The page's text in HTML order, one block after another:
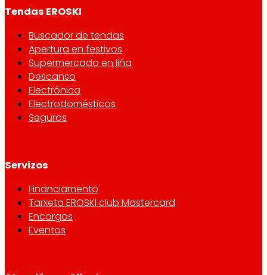
Tendas EROSKI
Buscador de tendas
Apertura en festivos
Supermercado en liña
Descanso
Electrónica
Electrodomésticos
Seguros
Servizos
Financiamento
Tarxeta EROSKI club Mastercard
Encargos
Eventos